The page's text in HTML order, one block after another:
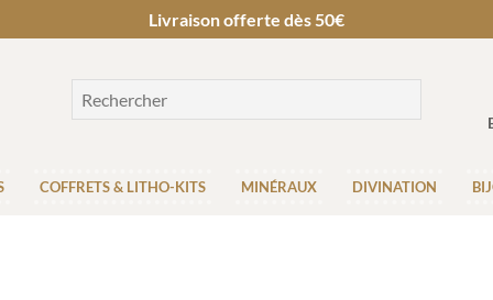
Livraison offerte dès 50€
COFFRETS & LITHO-KITS MINÉRAUX DIVINATION